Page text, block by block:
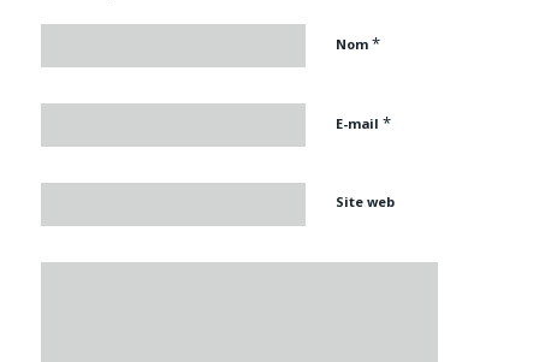
Nom *
E-mail *
Site web